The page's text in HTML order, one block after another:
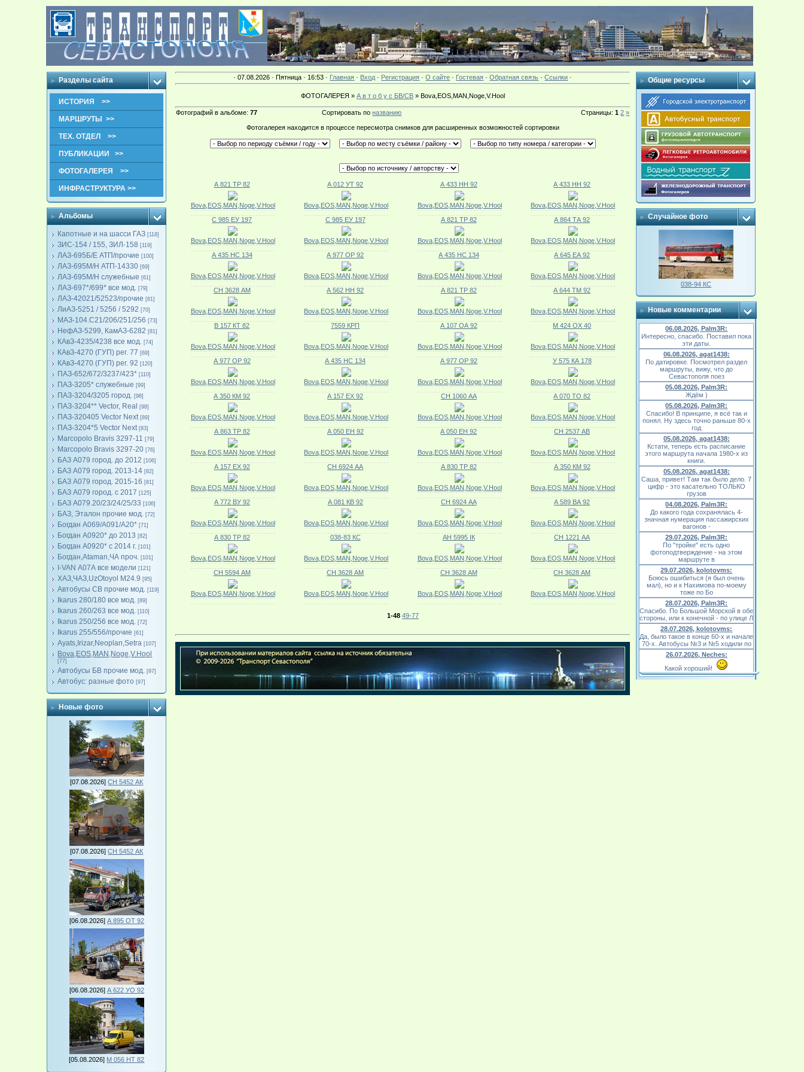
Разделы сайта
ИСТОРИЯ >>
МАРШРУТЫ >>
ТЕХ. ОТДЕЛ >>
ПУБЛИКАЦИИ >>
ФОТОГАЛЕРЕЯ >>
ИНФРАСТРУКТУРА >>
Альбомы
Капотные и на шасси ГАЗ [118]
ЗИС-154 / 155, ЗИЛ-158 [119]
ЛАЗ-695Б/Е АТП/прочие [100]
ЛАЗ-695М/Н АТП-14330 [69]
ЛАЗ-695М/Н служебные [61]
ЛАЗ-697*/699* все мод. [79]
ЛАЗ-42021/52523/прочие [81]
ЛиАЗ-5251 / 5256 / 5292 [70]
МАЗ-104.C21/206/251/256 [73]
НефАЗ-5299, КамАЗ-6282 [81]
КАвЗ-4235/4238 все мод. [74]
КАвЗ-4270 (ГУП) рег. 77 [69]
КАвЗ-4270 (ГУП) рег. 92 [120]
ПАЗ-652/672/3237/423* [110]
ПАЗ-3205* служебные [99]
ПАЗ-3204/3205 город. [98]
ПАЗ-3204** Vector, Real [98]
ПАЗ-320405 Vector Next [89]
ПАЗ-3204*5 Vector Next [83]
Marcopolo Bravis 3297-11 [79]
Marcopolo Bravis 3297-20 [76]
БАЗ А079 город. до 2012 [106]
БАЗ А079 город. 2013-14 [82]
БАЗ А079 город. 2015-16 [81]
БАЗ А079 город. с 2017 [125]
БАЗ А079.20/23/24/25/33 [106]
БАЗ, Эталон прочие мод. [72]
Богдан А069/А091/А20* [71]
Богдан А0920* до 2013 [82]
Богдан А0920* с 2014 г. [101]
Богдан,Ataman,ЧА проч. [101]
I-VAN А07А все модели [121]
ХАЗ,ЧАЗ,UzOtoyol M24.9 [95]
Автобусы СВ прочие мод. [119]
Ikarus 280/180 все мод. [89]
Ikarus 260/263 все мод. [110]
Ikarus 250/256 все мод. [72]
Ikarus 255/556/прочие [61]
Ayats,Irizar,Neoplan,Setra [107]
Bova,EOS,MAN,Noge,V.Hool
[77]
Автобусы БВ прочие мод. [97]
Автобус: разные фото [97]
Новые фото
[07.08.2026]СН 5452 АК
[07.08.2026]СН 5452 АК
[06.08.2026] А 895 ОТ 92
[06.08.2026] А 622 УО 92
[05.08.2026] М 056 НТ 82
· 07.08.2026 · Пятница · 16:53 · Главная · Вход · Регистрация ·О сайте · Гостевая ·Обратная связь ·Ссылки ·
ФОТОГАЛЕРЕЯ » А в т о б у с БВ/СВ» Bova,EOS,MAN,Noge,V.Hool
Фотографий в альбоме:77 Сортировать поназванию Страницы:1 2 »
Фотогалерея находится в процессе пересмотра снимков для расширенных возможностей сортировки
А 821 ТР 82
Bova,EOS,MAN,Noge,V.Hool
А 012 УТ 92
Bova,EOS,MAN,Noge,V.Hool
А 433 НН 92
Bova,EOS,MAN,Noge,V.Hool
А 433 НН 92
Bova,EOS,MAN,Noge,V.Hool
С 985 ЕУ 197
Bova,EOS,MAN,Noge,V.Hool
С 985 ЕУ 197
Bova,EOS,MAN,Noge,V.Hool
А 821 ТР 82
Bova,EOS,MAN,Noge,V.Hool
А 864 ТА 92
Bova,EOS,MAN,Noge,V.Hool
А 435 НС 134
Bova,EOS,MAN,Noge,V.Hool
А 977 ОР 92
Bova,EOS,MAN,Noge,V.Hool
А 435 НС 134
Bova,EOS,MAN,Noge,V.Hool
А 645 ЕА 92
Bova,EOS,MAN,Noge,V.Hool
СН 3628 АМ
Bova,EOS,MAN,Noge,V.Hool
А 562 НН 92
Bova,EOS,MAN,Noge,V.Hool
А 821 ТР 82
Bova,EOS,MAN,Noge,V.Hool
А 644 ТМ 92
Bova,EOS,MAN,Noge,V.Hool
В 157 КТ 82
Bova,EOS,MAN,Noge,V.Hool
7559 КРП
Bova,EOS,MAN,Noge,V.Hool
А 107 ОА 92
Bova,EOS,MAN,Noge,V.Hool
М 424 ОХ 40
Bova,EOS,MAN,Noge,V.Hool
А 977 ОР 92
Bova,EOS,MAN,Noge,V.Hool
А 435 НС 134
Bova,EOS,MAN,Noge,V.Hool
А 977 ОР 92
Bova,EOS,MAN,Noge,V.Hool
У 575 КА 178
Bova,EOS,MAN,Noge,V.Hool
А 350 КМ 92
Bova,EOS,MAN,Noge,V.Hool
А 157 ЕХ 92
Bova,EOS,MAN,Noge,V.Hool
СН 1060 АА
Bova,EOS,MAN,Noge,V.Hool
А 070 ТО 82
Bova,EOS,MAN,Noge,V.Hool
А 863 ТР 82
Bova,EOS,MAN,Noge,V.Hool
А 050 ЕН 92
Bova,EOS,MAN,Noge,V.Hool
А 050 ЕН 92
Bova,EOS,MAN,Noge,V.Hool
СН 2537 АВ
Bova,EOS,MAN,Noge,V.Hool
А 157 ЕХ 92
Bova,EOS,MAN,Noge,V.Hool
СН 6924 АА
Bova,EOS,MAN,Noge,V.Hool
А 830 ТР 82
Bova,EOS,MAN,Noge,V.Hool
А 350 КМ 92
Bova,EOS,MAN,Noge,V.Hool
А 772 ВУ 92
Bova,EOS,MAN,Noge,V.Hool
А 081 КВ 92
Bova,EOS,MAN,Noge,V.Hool
СН 6924 АА
Bova,EOS,MAN,Noge,V.Hool
А 589 ВА 92
Bova,EOS,MAN,Noge,V.Hool
А 830 ТР 82
Bova,EOS,MAN,Noge,V.Hool
038-83 КС
Bova,EOS,MAN,Noge,V.Hool
АН 5995 IК
Bova,EOS,MAN,Noge,V.Hool
СН 1221 АА
Bova,EOS,MAN,Noge,V.Hool
СН 5594 АМ
Bova,EOS,MAN,Noge,V.Hool
СН 3628 АМ
Bova,EOS,MAN,Noge,V.Hool
СН 3628 АМ
Bova,EOS,MAN,Noge,V.Hool
СН 3628 АМ
Bova,EOS,MAN,Noge,V.Hool
1-48 49-77
Общие ресурсы
Случайное фото
038-94 КС
Новые комментарии
06.08.2026, Palm3R:
Интересно, спасибо. Поставил пока
эти даты.
06.08.2026, agat1438:
По датировке. Посмотрел раздел
маршруты, вижу, что до
Севастополя поез
05.08.2026, Palm3R:
Ждём )
05.08.2026, Palm3R:
Спасибо! В принципе, я всё так и
понял. Ну здесь точно раньше 80-х
год
05.08.2026, agat1438:
Кстати, теперь есть расписание
этого маршрута начала 1980-х из
книги.
05.08.2026, agat1438:
Саша, привет! Там так было дело. 7
цифр - это касательно ТОЛЬКО
грузов
04.08.2026, Palm3R:
До какого года сохранялась 4-
значная нумерация пассажирских
вагонов -
29.07.2026, Palm3R:
По "тройке" есть одно
фотоподтверждение - на этом
маршруте в
29.07.2026, kolotovms:
Боюсь ошибиться (я был очень
мал), но и к Нахимова по-моему
тоже по Бо
28.07.2026, Palm3R:
Спасибо. По Большой Морской в обе
стороны, или к конечной - по улице Л
28.07.2026, kolotovms:
Да, было такое в конце 60-х и начале
70-х. Автобусы №3 и №5 ходили по
26.07.2026, Neches:
Какой хороший!